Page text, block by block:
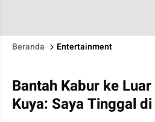
Beranda Entertainment
Bantah Kabur ke
Kuya: Saya Tinggal